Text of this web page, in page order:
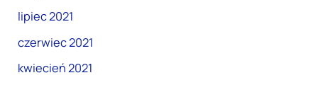
lipiec 2021
czerwiec 2021
kwiecień 2021